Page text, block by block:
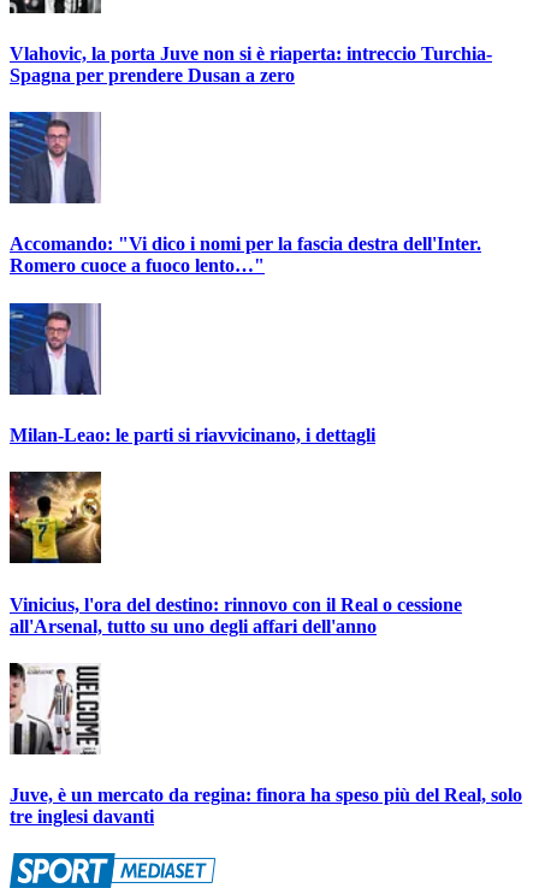
Vlahovic, la porta Juve non si è riaperta: intreccio Turchia-
Spagna per prendere Dusan a zero
Accomando: "Vi dico i nomi per la fascia destra dell'Inter.
Romero cuoce a fuoco lento…"
Milan-Leao: le parti si riavvicinano, i dettagli
Vinicius, l'ora del destino: rinnovo con il Real o cessione
all'Arsenal, tutto su uno degli affari dell'anno
Juve, è un mercato da regina: finora ha speso più del Real, solo
tre inglesi davanti